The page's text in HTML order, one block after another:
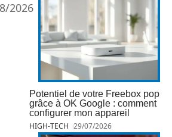
2026
Potentiel de votre Freebox pop
grâce à OK Google : comment
configurer mon appareil
HIGH-TECH 29/07/2026